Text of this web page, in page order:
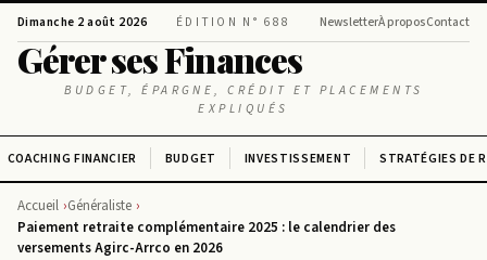
Dimanche 2 août 2026 ÉDITION N° 688 NewsletterÀ proposContact
Gérer ses Finances
BUDGET, ÉPARGNE, CRÉDIT ET PLACEMENTS
EXPLIQUÉS
COACHING FINANCIER BUDGET INVESTISSEMENT STRATÉGIES DE
Accueil Généraliste
Paiement retraite complémentaire 2025 : le calendrier des
versements Agirc-Arrco en 2026